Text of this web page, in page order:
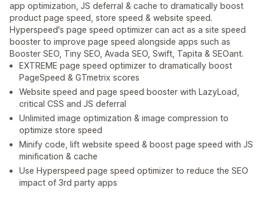
app optimization, JS deferral & cache to dramatically boost
product page speed, store speed & website speed.
Hyperspeed's page speed optimizer can act as a site speed
booster to improve page speed alongside apps such as
Booster SEO, Tiny SEO, Avada SEO, Swift, Tapita & SEOant.
EXTREME page speed optimizer to dramatically boost
PageSpeed & GTmetrix scores
Website speed and page speed booster with LazyLoad,
critical CSS and JS deferral
Unlimited image optimization & image compression to
optimize store speed
Minify code, lift website speed & boost page speed with JS
minification & cache
Use Hyperspeed page speed optimizer to reduce the SEO
impact of 3rd party apps